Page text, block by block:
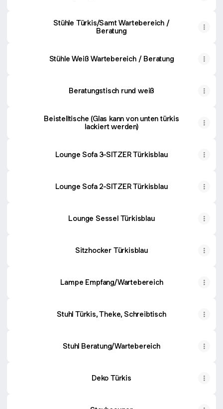
Stühle Türkis/Samt Wartebereich /
Beratung
Stühle Weiß Wartebereich / Beratung
Beratungstisch rund weiß
Beistelltische (Glas kann von unten türkis
lackiert werden)
Lounge Sofa 3-SITZER Türkisblau
Lounge Sofa 2-SITZER Türkisblau
Lounge Sessel Türkisblau
Sitzhocker Türkisblau
Lampe Empfang/Wartebereich
Stuhl Türkis, Theke, Schreibtisch
Stuhl Beratung/Wartebereich
Deko Türkis